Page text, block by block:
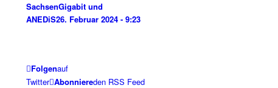
SachsenGigabit und
ANEDiS26. Februar 2024 - 9:23
Folgenauf
Twitter Abonniereden RSS Feed